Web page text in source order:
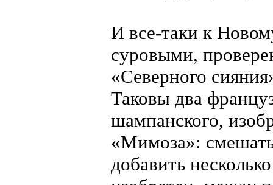
И все-таки к
суровыми,
«Северного
Таковы два
шампанского,
«Мимоза»:
добавить